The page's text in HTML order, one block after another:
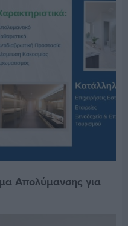
Απολύμανσης για